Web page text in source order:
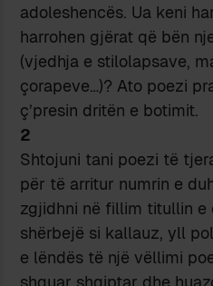
adoleshencës. Ua keni
harrohen gjërat që bën
(vjedhja e stilolapsave,
çorapeve…)? Ato poezi
ç’presin dritën e botimit.
2
Shtojuni tani poezi të
për të arritur numrin e
zgjidhni në fillim titullin e
shërbejë si kallauz, yll
e lëndës të një vëllimi